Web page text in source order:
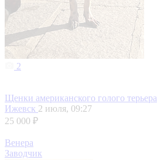
2
Щенки американского голого терьера
Ижевск 2 июля, 09:27
25 000 ₽
Венера
Заводчик